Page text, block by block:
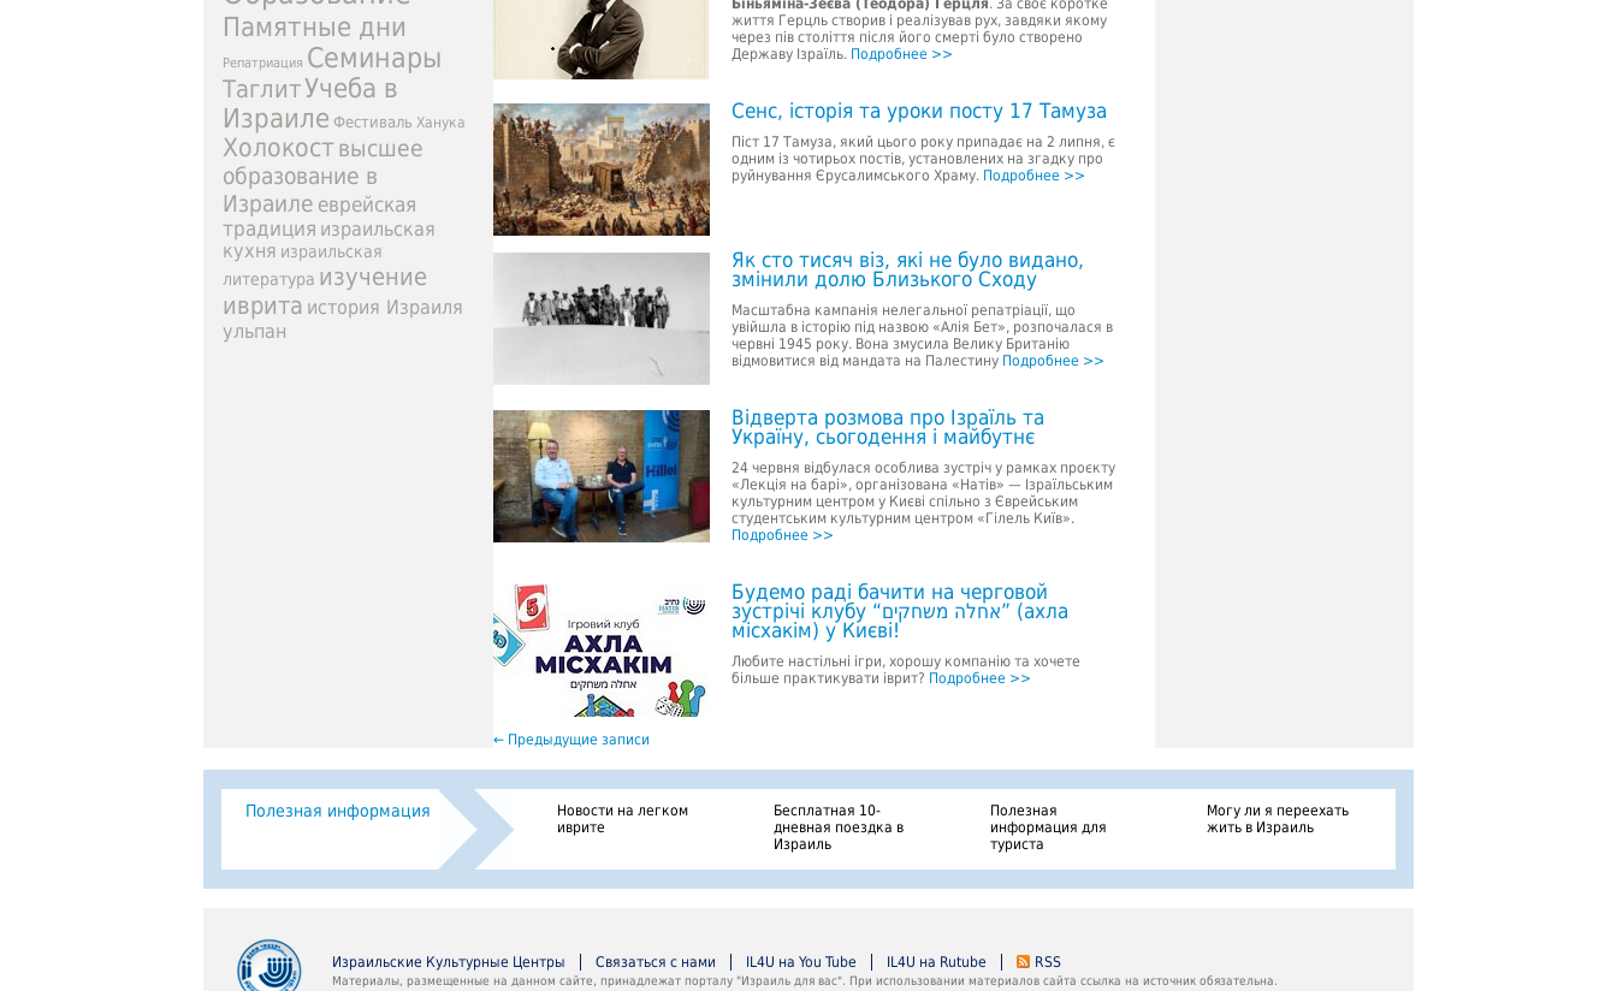
Памятные дни
Репатриация Семинары
ТаглитУчеба в
Израиле Фестиваль Ханука
Холокоствысшее
образование в
Израиле еврейская
традиция израильская
кухня израильская
литература изучение
иврита история Израиля
ульпан
Біньяміна-Зеєва (Теодора) Герцля. За своє коротке
життя Герцль створив і реалізував рух, завдяки якому
через пів століття після його смерті було створено
Державу Ізраїль. Подробнее >>
Сенс, історія та уроки посту 17 Тамуза
Піст 17 Тамуза, який цього року припадає на 2 липня, є
одним із чотирьох постів, установлених на згадку про
руйнування Єрусалимського Храму. Подробнее >>
Як сто тисяч віз, які не було видано,
змінили долю Близького Сходу
Масштабна кампанія нелегальної репатріації, що
увійшла в історію під назвою «Алія Бет», розпочалася в
червні 1945 року. Вона змусила Велику Британію
відмовитися від мандата на Палестину Подробнее >>
Відверта розмова про Ізраїль та
Україну, сьогодення і майбутнє
24 червня відбулася особлива зустріч у рамках проєкту
«Лекція на барі», організована «Натів» — Ізраїльським
культурним центром у Києві спільно з Єврейським
студентським культурним центром «Гілель Київ».
Подробнее >>
Будемо раді бачити на черговой
зустрічі клубу “אחלה משחקים” (ахла
місхакім) у Києві!
Любите настільні ігри, хорошу компанію та хочете
більше практикувати іврит? Подробнее >>
← Предыдущие записи
Полезная информация
Новости на легком
иврите
Бесплатная 10-
дневная поездка в
Израиль
Полезная
информация для
туриста
Могу ли я переехать
жить в Израиль
Израильские Культурные Центры Связаться с нами IL4U на You Tube IL4U на Rutube RSS
Материалы, размещенные на данном сайте, принадлежат порталу "Израиль для вас". При использовании материалов сайта ссылка на источник обязательна.